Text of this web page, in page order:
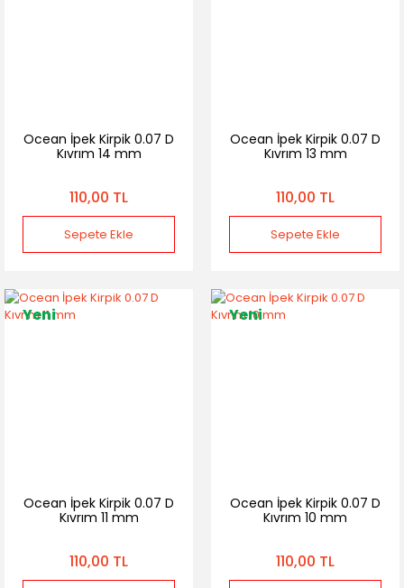
Ocean İpek Kirpik 0.07 D
Kıvrım 14 mm
110,00 TL
Sepete Ekle
Ocean İpek Kirpik 0.07 D
Kıvrım 13 mm
110,00 TL
Sepete Ekle
Yeni
Ocean İpek Kirpik 0.07 D
Kıvrım 11 mm
110,00 TL
Yeni
Ocean İpek Kirpik 0.07 D
Kıvrım 10 mm
110,00 TL